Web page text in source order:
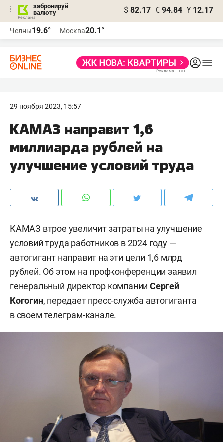
забронируй
валюту
$ 82.17 € 94.84 ¥ 12.17
Челны19.6° Москва20.1°
29 ноября 2023, 15:57
КАМАЗ направит 1,6
миллиарда рублей на
улучшение условий труда
КАМАЗ втрое увеличит затраты на улучшение
условий труда работников в 2024 году —
автогигант направит на эти цели 1,6 млрд
рублей. Об этом на профконференции заявил
генеральный директор компании Сергей
Когогин, передает пресс-служба автогиганта
в своем телеграм-канале.